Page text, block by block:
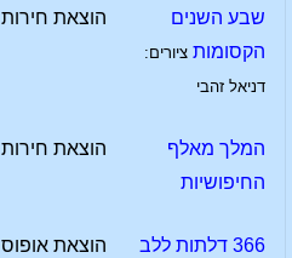
שבע השנים
הקסומות ציורים:
דניאל זהבי
הוצאת חירות
המלך מאלף
החיפושיות
הוצאת חירות
366 דלתות ללב הוצאת אופוס